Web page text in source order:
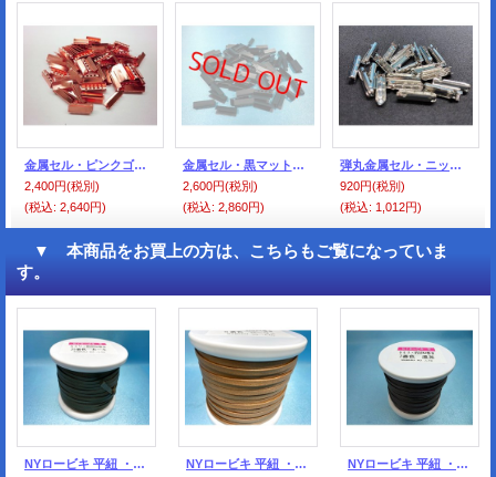
金属セル・ピンクゴールド色（100個入）
2,400円(税別)
(税込: 2,640円)
金属セル・黒マット、艶消し色（100個入）
2,600円(税別)
(税込: 2,860円)
弾丸金属セル・ニッケル色
920円(税別)
(税込: 1,012円)
▼ 本商品をお買上の方は、こちらもご覧になっていま
す。
NYロービキ 平紐 ・５ミリ (25)カーキ 約50Mボビン巻
NYロービキ 平紐 ・５ミリ (5)ベージュ カット売り
NYロービキ 平紐 ・５ミリ (7)濃茶 約50Mボビン巻